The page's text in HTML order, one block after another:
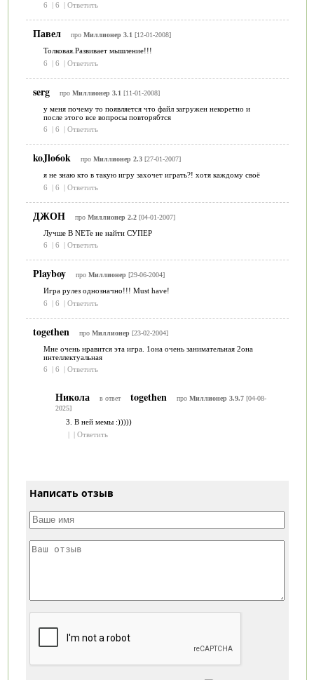
6
| 6 | Ответить
Павел про Миллионер 3.1 [12-01-2008]
Толковая.Развивает мышление!!!
6
| 6 | Ответить
serg про Миллионер 3.1 [11-01-2008]
у меня почему то появляется что файл загружен некоретно и
после этого все вопросы повторябтся
6
| 6 | Ответить
koJlo6ok про Миллионер 2.3[27-01-2007]
я не знаю кто в такую игру захочет играть?! хотя каждому своё
6
| 6 | Ответить
ДЖОН про Миллионер 2.2[04-01-2007]
Лучше В NETe не найти СУПЕР
6
| 6 | Ответить
Playboy про Миллионер [29-06-2004]
Игра рулез однозначно!!! Must have!
6
| 6 | Ответить
togethen про Миллионер [23-02-2004]
Мне очень нравится эта игра. 1она очень занимательная 2она
интеллектуальная
6
| 6 | Ответить
Никола в ответ togethen про Миллионер 3.9.7[04-08-
2025]
3. В ней мемы :)))))
| | Ответить
Написать отзыв